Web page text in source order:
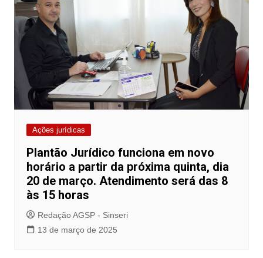
Ações jurídicas
Plantão Jurídico funciona em novo
horário a partir da próxima quinta, dia
20 de março. Atendimento será das 8
às 15 horas
Redação AGSP - Sinseri
13 de março de 2025